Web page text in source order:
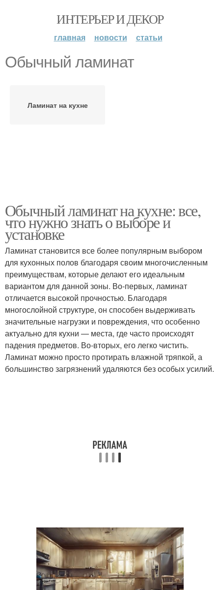
ИНТЕРЬЕР И ДЕКОР
главная новости статьи
Обычный ламинат
Ламинат на кухне
Обычный ламинат на кухне: все,
что нужно знать о выборе и
установке
Ламинат становится все более популярным выбором
для кухонных полов благодаря своим многочисленным
преимуществам, которые делают его идеальным
вариантом для данной зоны. Во-первых, ламинат
отличается высокой прочностью. Благодаря
многослойной структуре, он способен выдерживать
значительные нагрузки и повреждения, что особенно
актуально для кухни — места, где часто происходят
падения предметов. Во-вторых, его легко чистить.
Ламинат можно просто протирать влажной тряпкой, а
большинство загрязнений удаляются без особых усилий.